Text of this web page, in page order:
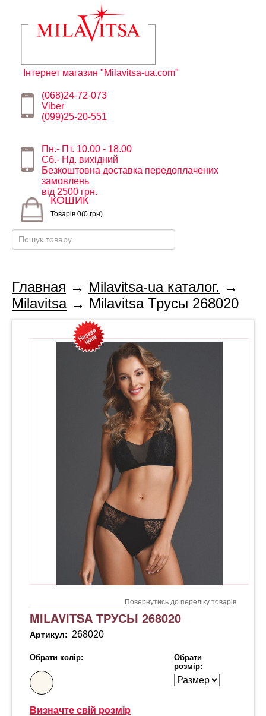
Інтернет магазин "Milavitsa-ua.com"
(068)24-72-073
Viber
(099)25-20-551
Пн.- Пт. 10.00 - 18.00
Сб.- Нд. вихідний
Безкоштовна доставка передоплачених
замовлень
від 2500 грн.
КОШИК
Товарів 0(0 грн)
Главная → Milavitsa-ua каталог. →
Milavitsa→ Milavitsa Трусы 268020
Повернутись до переліку товарів
MILAVITSA ТРУСЫ 268020
Артикул: 268020
Обрати колір:
Обрати
розмір:
Визначте свій розмір